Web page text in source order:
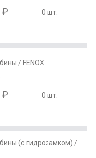
₽ 0 шт.
/ FENOX
₽ 0 шт.
(с гидрозамком) /